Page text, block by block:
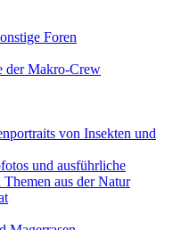
Foren
der Makro-Crew
von Insekten und
und ausführliche
aus der Natur